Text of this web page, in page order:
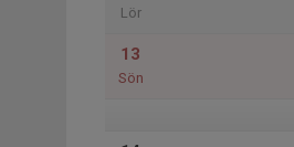
Lör
13
Sön